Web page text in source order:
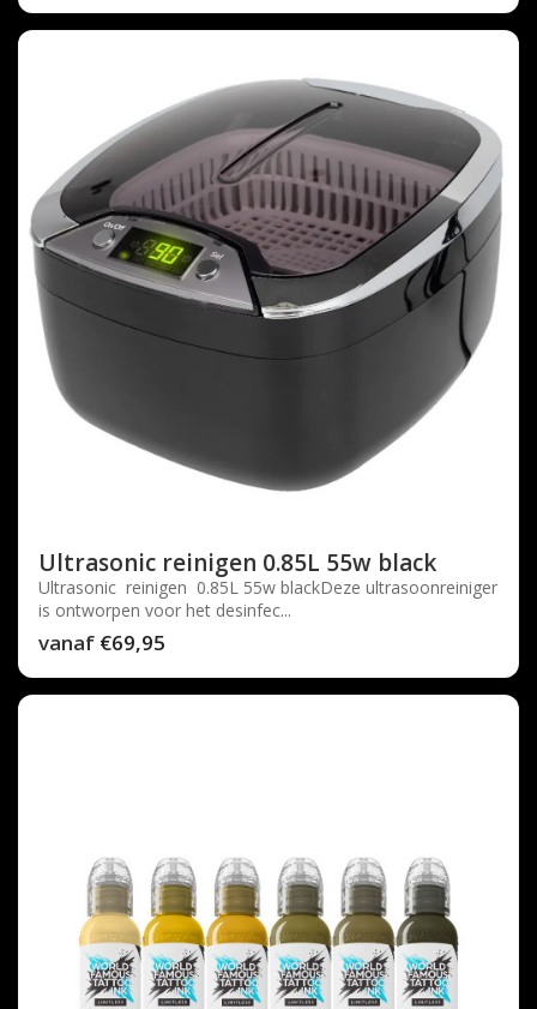
Ultrasonic reinigen 0.85L 55w black
Ultrasonic reinigen 0.85L 55w blackDeze ultrasoonreiniger
is ontworpen voor het desinfec...
vanaf €69,95